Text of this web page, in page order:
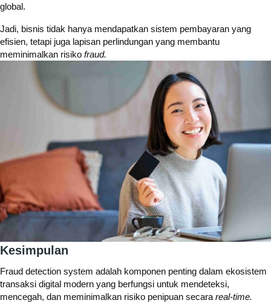
global.
Jadi, bisnis tidak hanya mendapatkan sistem pembayaran yang
efisien, tetapi juga lapisan perlindungan yang membantu
meminimalkan risiko fraud.
Kesimpulan
Fraud detection system adalah komponen penting dalam ekosistem
transaksi digital modern yang berfungsi untuk mendeteksi,
mencegah, dan meminimalkan risiko penipuan secara real-time.